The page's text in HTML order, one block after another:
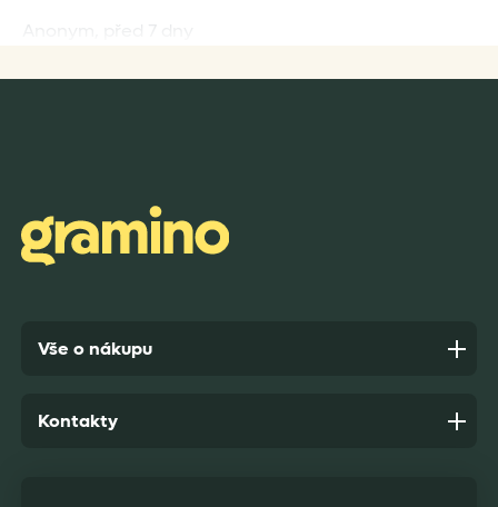
Anonym,před 8 dny
Vše o nákupu
Kontakty